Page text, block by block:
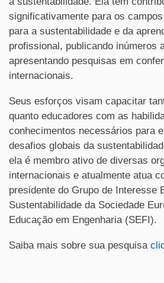
significativamente para os
para a sustentabilidade e da
profissional, publicando inúmeros
apresentando pesquisas em
internacionais.
Seus esforços visam capacitar
quanto educadores com as
conhecimentos necessários para
desafios globais da
ela é membro ativo de diversas
internacionais e atualmente atua
presidente do Grupo de Interesse
Sustentabilidade da Sociedade
Educação em Engenharia (SEFI).
Saiba mais sobre sua pesquisa